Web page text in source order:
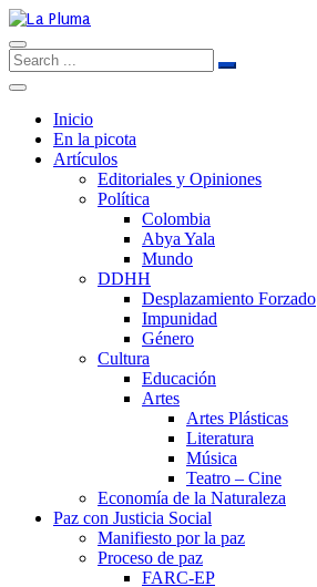
Inicio
En la picota
Artículos
Editoriales y Opiniones
Política
Colombia
Abya Yala
Mundo
DDHH
Desplazamiento Forzado
Impunidad
Género
Cultura
Educación
Artes
Artes Plásticas
Literatura
Música
Teatro – Cine
Economía de la Naturaleza
Paz con Justicia Social
Manifiesto por la paz
Proceso de paz
FARC-EP